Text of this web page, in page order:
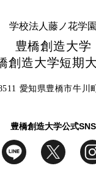
学校法人藤ノ花学園
豊橋創造大学
創造大学短期
愛知県豊橋市牛川
豊橋創造大学公式SNS